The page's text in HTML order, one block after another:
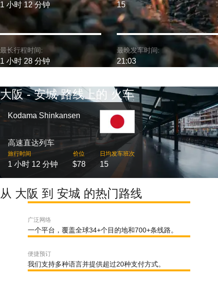
1 小时 12 分钟
最长行程时间:
1 小时 28 分钟
15
最晚发车时间:
21:03
大阪 - 安城 路线上的 火车
Kodama Shinkansen
高速直达列车
旅行时间
1 小时 12 分钟
价位
$78
日均发车班次
15
从 大阪 到 安城 的热门路线
广泛网络
一个平台，覆盖全球34+个目的地和700+条线路。
便捷预订
我们支持多种语言并提供超过20种支付方式。